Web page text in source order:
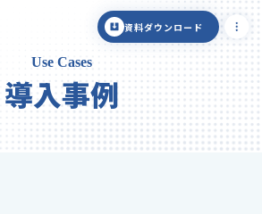
資料ダウンロード
Use Cases
導入事例